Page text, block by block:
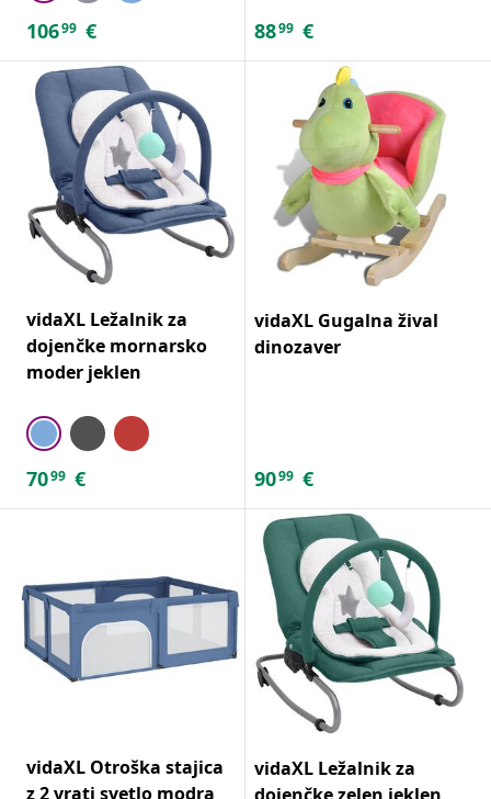
10699 € 8899 €
vidaXL Ležalnik za
dojenčke mornarsko
moder jeklen
7099 €
vidaXL Gugalna žival
dinozaver
9099 €
vidaXL Otroška stajica
z 2 vrati svetlo modra
vidaXL Ležalnik za